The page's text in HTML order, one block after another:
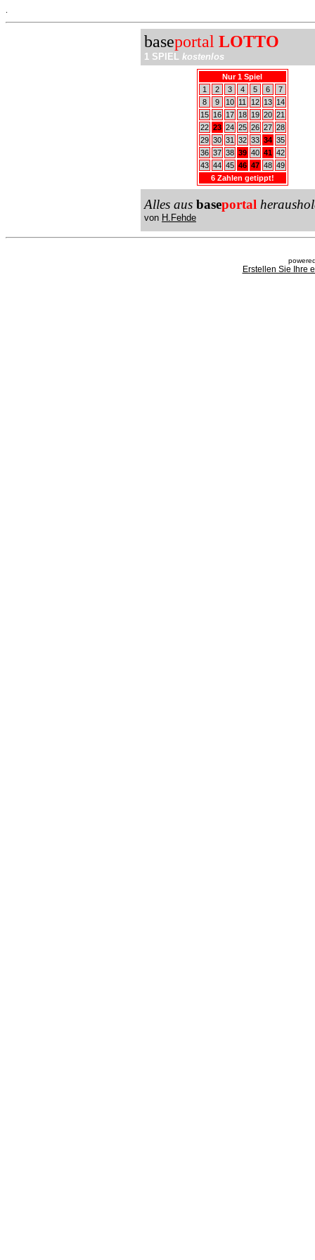
baseportal LOTTO
1 SPIEL kostenlos
Nur 1 Spiel
1
2 3 4 5 6
7
8
9 10 11 12 13
14
15
16 17 18 19 20 21
22 23 24 25 26 27 28
29 30 31 32 33 34 35
36 37 38 39 40 41 42
43 44 45 46 47 48 49
6 Zahlen getippt!
Alles aus baseportal
von H.Fehde
Erstellen Sie Ihre